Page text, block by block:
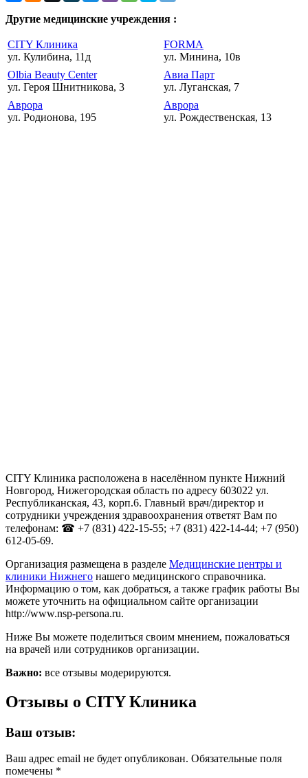
Другие медицинские учреждения :
CITY Клиника
ул. Кулибина, 11д
FORMA
ул. Минина, 10в
Olbia Beauty Center
ул. Героя Шнитникова, 3
Авиа Парт
ул. Луганская, 7
Аврора
ул. Родионова, 195
Аврора
ул. Рождественская, 13
CITY Клиника расположена в населённом пункте Нижний
Новгород, Нижегородская область по адресу 603022 ул.
Республиканская, 43, корп.6. Главный врач/директор и
сотрудники учреждения здравоохранения ответят Вам по
телефонам: ☎ +7 (831) 422-15-55; +7 (831) 422-14-44; +7 (950)
612-05-69.
Организация размещена в разделе Медицинские центры и
клиники Нижнего нашего медицинского справочника.
Информацию о том, как добраться, а также график работы Вы
можете уточнить на официальном сайте организации
http://www.nsp-persona.ru.
Ниже Вы можете поделиться своим мнением, пожаловаться
на врачей или сотрудников организации.
Важно: все отзывы модерируются.
Отзывы о CITY Клиника
Ваш отзыв:
Ваш адрес email не будет опубликован. Обязательные поля
помечены *